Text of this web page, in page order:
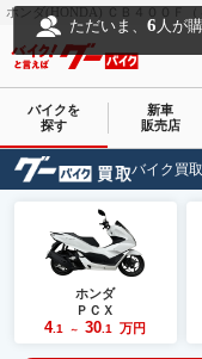
ただいま、6 人が
バイクを
探す
新車
販売店
バイク買
ホンダ
ＰＣＸ
4.1 ～ 30 .1 万円